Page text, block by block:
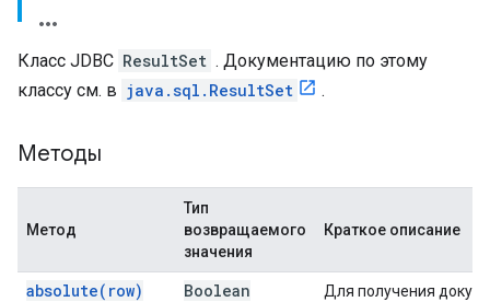
Класс JDBC ResultSet . Документацию по этому
классу см. в java.sql.ResultSet .
Методы
Метод
Тип
возвращаемого
значения
Краткое описание
absolute( row) Boolean Для получения